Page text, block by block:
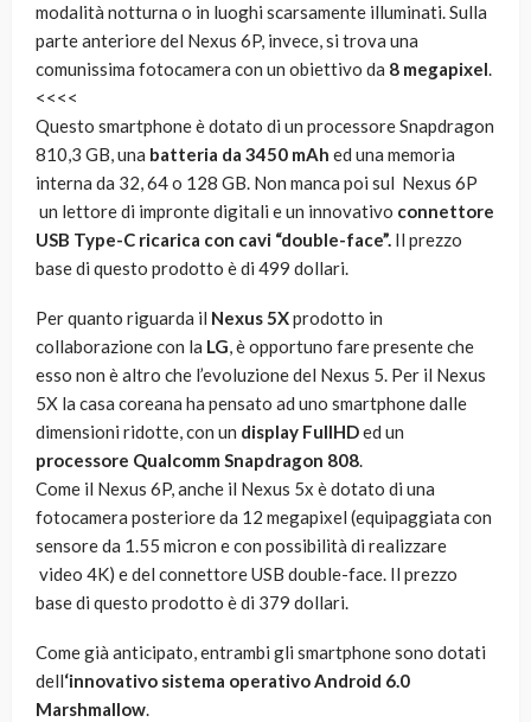
modalità notturna o in luoghi scarsamente illuminati. Sulla
parte anteriore del Nexus 6P, invece, si trova una
comunissima fotocamera con un obiettivo da 8 megapixel.
<<<<
Questo smartphone è dotato di un processore Snapdragon
810,3 GB, una batteria da 3450 mAh ed una memoria
interna da 32, 64 o 128 GB. Non manca poi sul Nexus 6P
un lettore di impronte digitali e un innovativo connettore
USB Type-C ricarica con cavi “double-face”. Il prezzo
base di questo prodotto è di 499 dollari.
Per quanto riguarda il Nexus 5Xprodotto in
collaborazione con la LG, è opportuno fare presente che
esso non è altro che l’evoluzione del Nexus 5. Per il Nexus
5X la casa coreana ha pensato ad uno smartphone dalle
dimensioni ridotte, con un display FullHDed un
processore Qualcomm Snapdragon 808.
Come il Nexus 6P, anche il Nexus 5x è dotato di una
fotocamera posteriore da 12 megapixel (equipaggiata con
sensore da 1.55 micron e con possibilità di realizzare
video 4K) e del connettore USB double-face. Il prezzo
base di questo prodotto è di 379 dollari.
Come già anticipato, entrambi gli smartphone sono dotati
dell‘innovativo sistema operativo Android 6.0
Marshmallow.